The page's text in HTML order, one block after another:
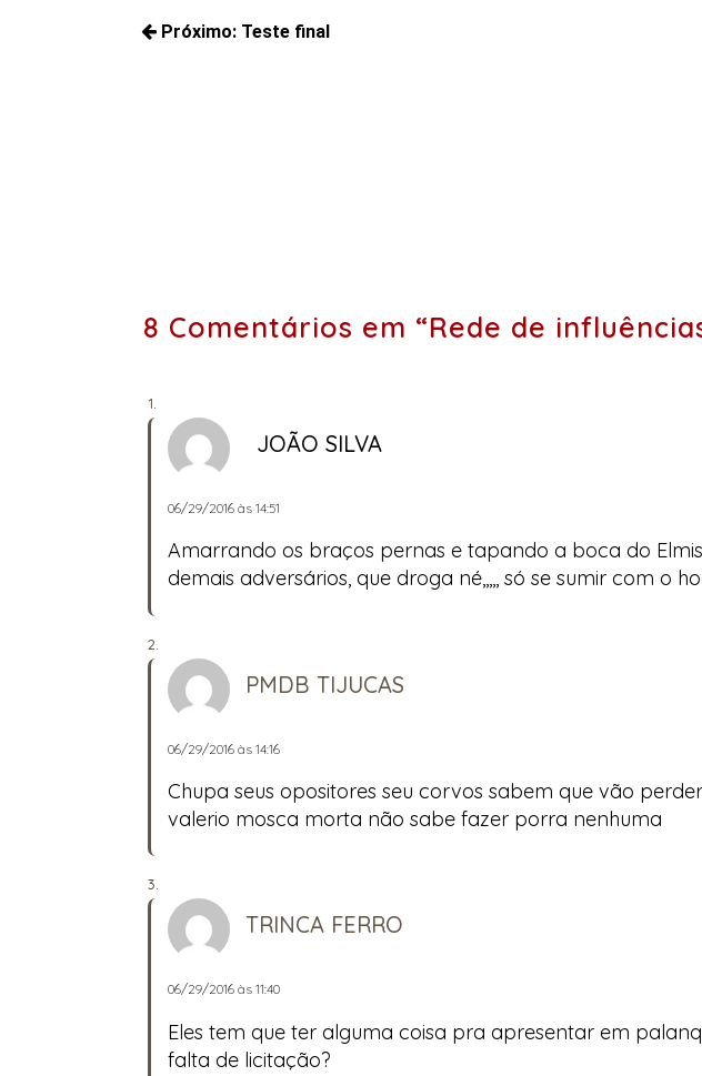
Navegação
Próximo: Teste final
8 Comentários em “Rede de
JOÃO SILVA
06/29/2016 às 14:51
Amarrando os braços pernas e tapando a boca do
demais adversários, que droga né,,,,, só se sumir com o
PMDB TIJUCAS
06/29/2016 às 14:16
Chupa seus opositores seu corvos sabem que vão
valerio mosca morta não sabe fazer porra nenhuma
TRINCA FERRO
06/29/2016 às 11:40
Eles tem que ter alguma coisa pra apresentar em
falta de licitação?